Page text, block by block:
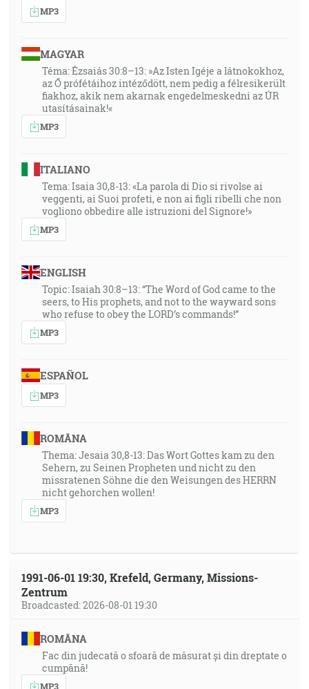
MP3
MAGYAR
Téma: Ézsaiás 30:8–13: »Az Isten Igéje a látnokokhoz,
az Ő prófétáihoz intéződött, nem pedig a félresikerült
fiakhoz, akik nem akarnak engedelmeskedni az ÚR
utasításainak!«
MP3
ITALIANO
Tema: Isaia 30,8-13: «La parola di Dio si rivolse ai
veggenti, ai Suoi profeti, e non ai figli ribelli che non
vogliono obbedire alle istruzioni del Signore!»
MP3
ENGLISH
Topic: Isaiah 30:8–13: “The Word of God came to the
seers, to His prophets, and not to the wayward sons
who refuse to obey the LORD’s commands!”
MP3
ESPAÑOL
MP3
ROMÂNA
Thema: Jesaia 30,8-13: Das Wort Gottes kam zu den
Sehern, zu Seinen Propheten und nicht zu den
missratenen Söhne die den Weisungen des HERRN
nicht gehorchen wollen!
MP3
1991-06-01 19:30, Krefeld, Germany, Missions-
Zentrum
Broadcasted: 2026-08-01 19:30
ROMÂNA
Fac din judecată o sfoară de măsurat și din dreptate o
cumpănă!
MP3